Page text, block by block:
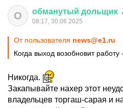
О обманутый дольщик
08:17, 30.06.2025
От пользователя news@e1.ru
Когда выход возобновит
Никогда.
Закапывайте нахер этот
владельцев торгаш-сарая и